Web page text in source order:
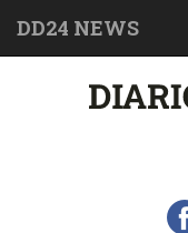
DD24 NEWS